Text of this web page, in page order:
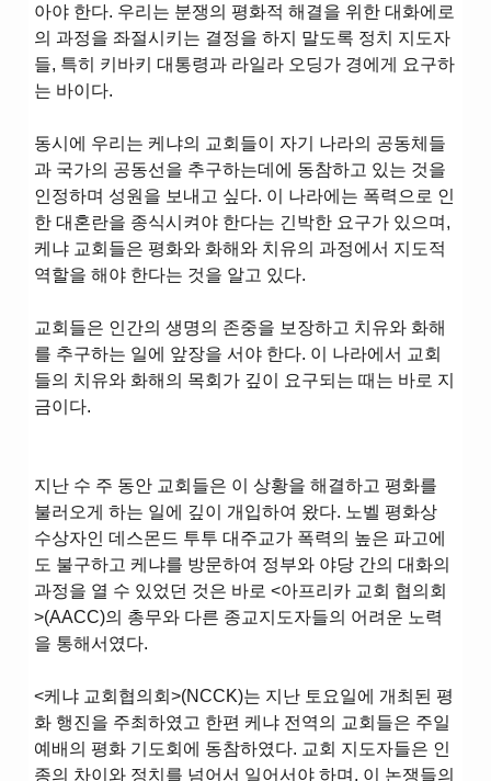
아야 한다. 우리는 분쟁의 평화적 해결을 위한 대화에로
의 과정을 좌절시키는 결정을 하지 말도록 정치 지도자
들, 특히 키바키 대통령과 라일라 오딩가 경에게 요구하
는 바이다.
동시에 우리는 케냐의 교회들이 자기 나라의 공동체들
과 국가의 공동선을 추구하는데에 동참하고 있는 것을
인정하며 성원을 보내고 싶다. 이 나라에는 폭력으로 인
한 대혼란을 종식시켜야 한다는 긴박한 요구가 있으며,
케냐 교회들은 평화와 화해와 치유의 과정에서 지도적
역할을 해야 한다는 것을 알고 있다.
교회들은 인간의 생명의 존중을 보장하고 치유와 화해
를 추구하는 일에 앞장을 서야 한다. 이 나라에서 교회
들의 치유와 화해의 목회가 깊이 요구되는 때는 바로 지
금이다.
지난 수 주 동안 교회들은 이 상황을 해결하고 평화를
불러오게 하는 일에 깊이 개입하여 왔다. 노벨 평화상
수상자인 데스몬드 투투 대주교가 폭력의 높은 파고에
도 불구하고 케냐를 방문하여 정부와 야당 간의 대화의
과정을 열 수 있었던 것은 바로 <아프리카 교회 협의회
>(AACC)의 총무와 다른 종교지도자들의 어려운 노력
을 통해서였다.
<케냐 교회협의회>(NCCK)는 지난 토요일에 개최된 평
화 행진을 주최하였고 한편 케냐 전역의 교회들은 주일
예배의 평화 기도회에 동참하였다. 교회 지도자들은 인
종의 차이와 정치를 넘어서 일어서야 하며, 이 논쟁들의